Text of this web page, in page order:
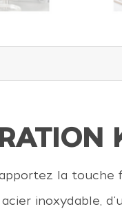
la touche
inoxydable,